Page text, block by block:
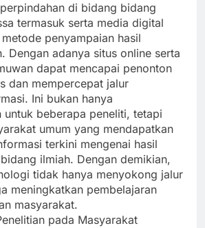
di bidang bidang
termasuk serta media digital
penyampaian hasil
Dengan adanya situs online serta
dapat mencapai penonton
dan mempercepat jalur
Ini bukan hanya
untuk beberapa peneliti, tetapi
umum yang mendapatkan
terkini mengenai hasil
ilmiah. Dengan demikian,
tidak hanya menyokong jalur
meningkatkan pembelajaran
masyarakat.
pada Masyarakat